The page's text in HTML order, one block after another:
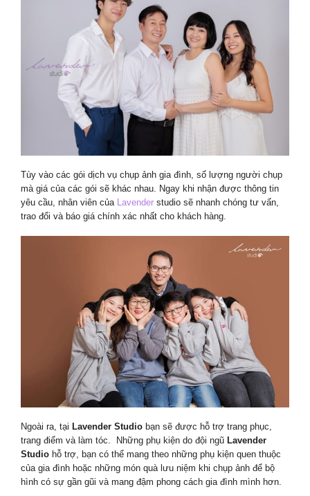
Tùy vào các gói dịch vụ chụp ảnh gia đình, số lượng người chụp
mà giá của các gói sẽ khác nhau. Ngay khi nhận được thông tin
yêu cầu, nhân viên củaLavender studio sẽ nhanh chóng tư vấn,
trao đổi và báo giá chính xác nhất cho khách hàng.
Ngoài ra, tại Lavender Studio bạn sẽ được hỗ trợ trang phục,
trang điểm và làm tóc. Những phụ kiện do đội ngũ Lavender
Studio hỗ trợ, bạn có thể mang theo những phụ kiện quen thuộc
của gia đình hoặc những món quà lưu niệm khi chụp ảnh để bộ
hình có sự gần gũi và mang đậm phong cách gia đình mình hơn.